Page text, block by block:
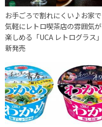
お手ごろで割れにくい♪お家で
気軽にレトロ喫茶店の雰囲気が
楽しめる「UCA レトログラス」
新発売